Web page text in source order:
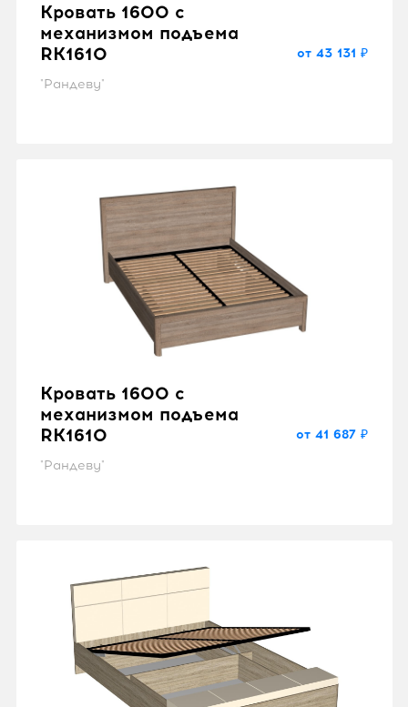
Кровать 1600 с
механизмом подъема
RK1610
"Рандеву"
от 43 131 ₽
Кровать 1600 с
механизмом подъема
RK1610
"Рандеву"
от 41 687 ₽